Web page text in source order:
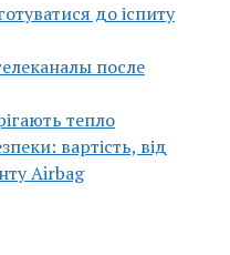
до іспиту
после
тепло
вартість, від
Airbag